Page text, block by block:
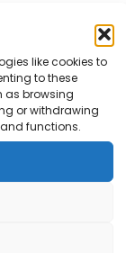
like cookies to
to these
as browsing
or withdrawing
functions.
publicada.
Los
*